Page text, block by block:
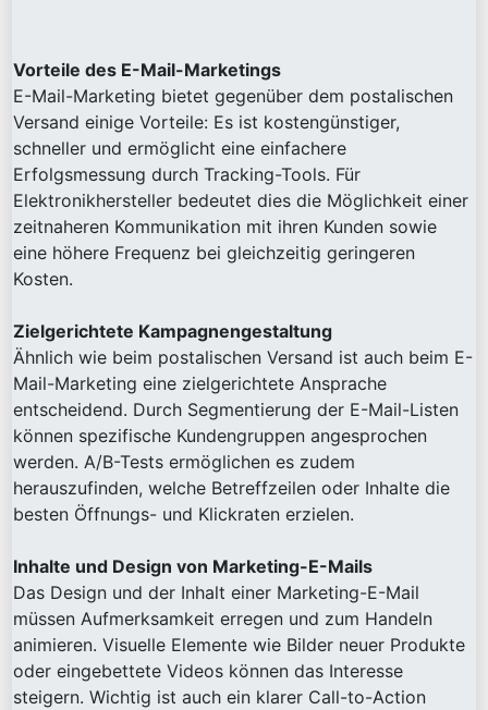
Vorteile des E-Mail-Marketings
E-Mail-Marketing bietet gegenüber dem postalischen
Versand einige Vorteile: Es ist kostengünstiger,
schneller und ermöglicht eine einfachere
Erfolgsmessung durch Tracking-Tools. Für
Elektronikhersteller bedeutet dies die Möglichkeit einer
zeitnaheren Kommunikation mit ihren Kunden sowie
eine höhere Frequenz bei gleichzeitig geringeren
Kosten.
Zielgerichtete Kampagnengestaltung
Ähnlich wie beim postalischen Versand ist auch beim E-
Mail-Marketing eine zielgerichtete Ansprache
entscheidend. Durch Segmentierung der E-Mail-Listen
können spezifische Kundengruppen angesprochen
werden. A/B-Tests ermöglichen es zudem
herauszufinden, welche Betreffzeilen oder Inhalte die
besten Öffnungs- und Klickraten erzielen.
Inhalte und Design von Marketing-E-Mails
Das Design und der Inhalt einer Marketing-E-Mail
müssen Aufmerksamkeit erregen und zum Handeln
animieren. Visuelle Elemente wie Bilder neuer Produkte
oder eingebettete Videos können das Interesse
steigern. Wichtig ist auch ein klarer Call-to-Action